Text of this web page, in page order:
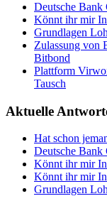
Deutsche Bank
Könnt ihr mir
Grundlagen
Zulassung von
Bitbond
Plattform
Tausch
Aktuelle
Hat schon
Deutsche Bank
Könnt ihr mir
Könnt ihr mir
Grundlagen